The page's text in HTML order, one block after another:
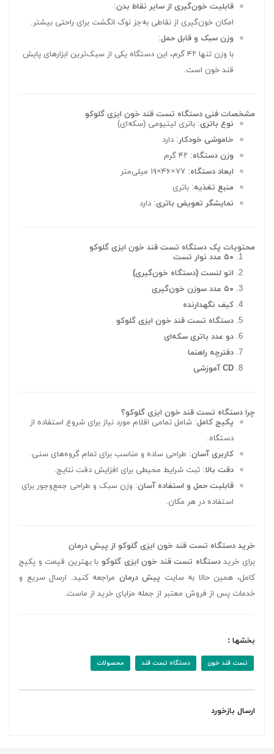
قابلیت خون‌گیری از سایر نقاط بدن:
امکان خون‌گیری از نقاطی به‌جز نوک انگشت برای راحتی بیشتر.
وزن سبک و قابل حمل:
با وزن تنها ۴۲ گرم، این دستگاه یکی از سبک‌ترین ابزارهای پایش
قند خون است.
مشخصات فنی دستگاه تست قند خون ایزی گلوکو
نوع باتری: باتری لیتیومی (سکه‌ای)
خاموشی خودکار: دارد
وزن دستگاه: ۴۲ گرم
ابعاد دستگاه: ۷۷×۴۶×۱۹ میلی‌متر
منبع تغذیه: باتری
نمایشگر تعویض باتری: دارد
محتویات پک دستگاه تست قند خون ایزی گلوکو
۵۰ عدد نوار تست
اتو لنست (دستگاه خون‌گیری)
۵۰ عدد سوزن خون‌گیری
کیف نگهدارنده
دستگاه تست قند خون ایزی گلوکو
دو عدد باتری سکه‌ای
دفترچه راهنما
CD آموزشی
چرا دستگاه تست قند خون ایزی گلوکو؟
پکیج کامل: شامل تمامی اقلام مورد نیاز برای شروع استفاده از
دستگاه.
کاربری آسان: طراحی ساده و مناسب برای تمام گروه‌های سنی.
دقت بالا: ثبت شرایط محیطی برای افزایش دقت نتایج.
قابلیت حمل و استفاده آسان: وزن سبک و طراحی جمع‌وجور برای
استفاده در هر مکان.
خرید دستگاه تست قند خون ایزی گلوکو از پیش درمان
برای خریددستگاه تست قند خون ایزی گلوکو با بهترین قیمت و پکیج
کامل، همین حالا به سایت پیش درمان مراجعه کنید. ارسال سریع و
خدمات پس از فروش معتبر از جمله مزایای خرید از ماست.
بخشها :
تست قند خون دستگاه تست قند محصولات
ارسال بازخورد